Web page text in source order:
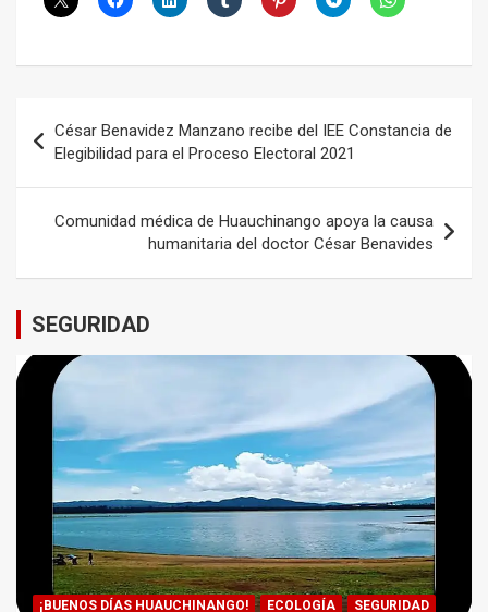
de
entradas
César Benavidez Manzano recibe del IEE Constancia de
Elegibilidad para el Proceso Electoral 2021
Comunidad médica de Huauchinango apoya la causa
humanitaria del doctor César Benavides
SEGURIDAD
¡BUENOS DÍAS HUAUCHINANGO! ECOLOGÍA SEGURIDAD